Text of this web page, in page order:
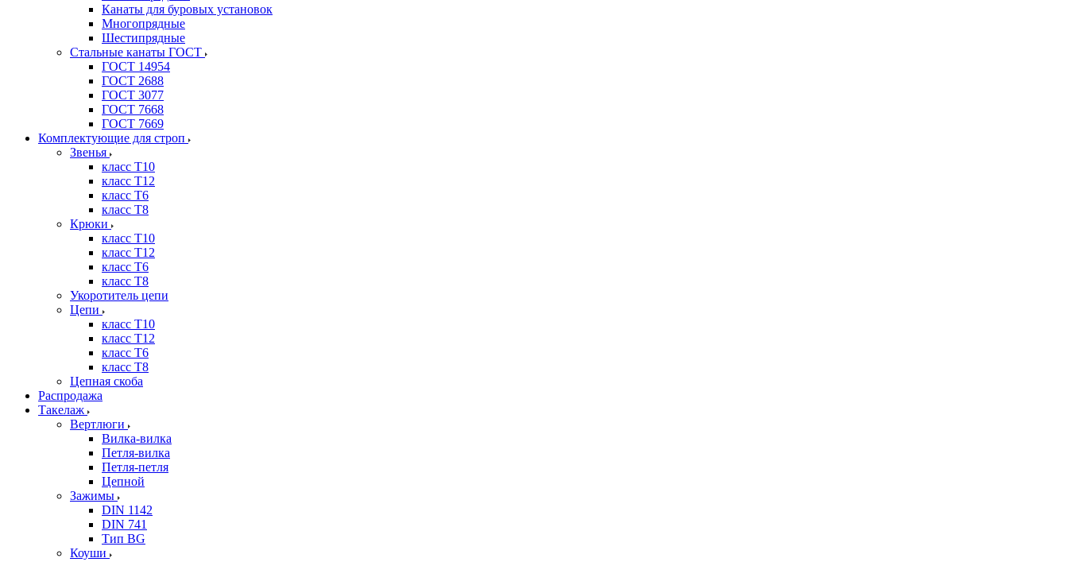
Канаты для буровых установок
Многопрядные
Шестипрядные
Стальные канаты ГОСТ
ГОСТ 14954
ГОСТ 2688
ГОСТ 3077
ГОСТ 7668
ГОСТ 7669
Комплектующие для строп
Звенья
класс Т10
класс Т12
класс Т6
класс Т8
Крюки
класс Т10
класс Т12
класс Т6
класс Т8
Укоротитель цепи
Цепи
класс Т10
класс Т12
класс Т6
класс Т8
Цепная скоба
Распродажа
Такелаж
Вертлюги
Вилка-вилка
Петля-вилка
Петля-петля
Цепной
Зажимы
DIN 1142
DIN 741
Тип BG
Коуши